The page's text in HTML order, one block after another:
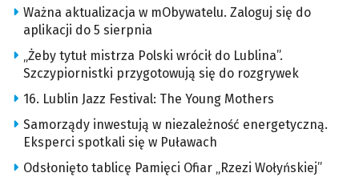
Ważna aktualizacja w mObywatelu. Zaloguj się do
aplikacji do 5 sierpnia
„Żeby tytuł mistrza Polski wrócił do Lublina”.
Szczypiornistki przygotowują się do rozgrywek
16. Lublin Jazz Festival: The Young Mothers
Samorządy inwestują w niezależność energetyczną.
Eksperci spotkali się w Puławach
Odsłonięto tablicę Pamięci Ofiar „Rzezi Wołyńskiej”